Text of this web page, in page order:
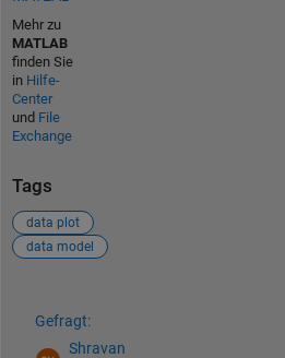
Mehr zu
MATLAB
finden Sie
in Hilfe-
Center
und File
Exchange
Tags
data plot
data model
Gefragt:
Shravan